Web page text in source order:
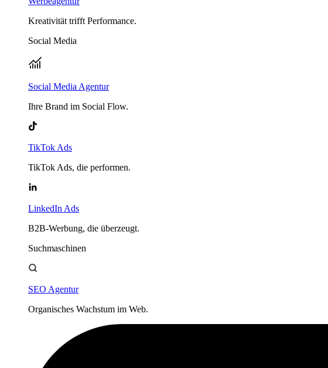
Kreativität trifft Performance.
Social Media
Social Media Agentur
Ihre Brand im Social Flow.
TikTok Ads
TikTok Ads, die performen.
LinkedIn Ads
B2B-Werbung, die überzeugt.
Suchmaschinen
SEO Agentur
Organisches Wachstum im Web.